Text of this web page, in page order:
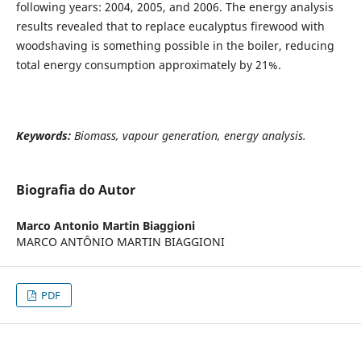
following years: 2004, 2005, and 2006. The energy analysis
results revealed that to replace eucalyptus firewood with
woodshaving is something possible in the boiler, reducing
total energy consumption approximately by 21%.
Keywords: Biomass, vapour generation, energy analysis.
Biografia do Autor
Marco Antonio Martin Biaggioni
MARCO ANTÔNIO MARTIN BIAGGIONI
PDF